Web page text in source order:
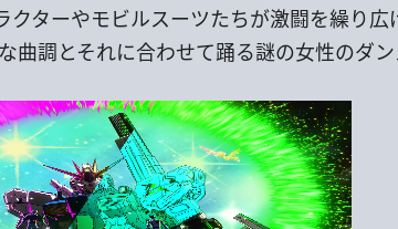
ターやモビルスーツたちが激闘を繰り広
調とそれに合わせて踊る謎の女性のダ